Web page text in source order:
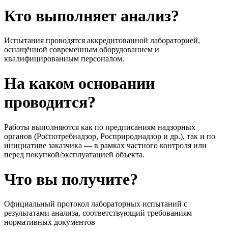
Кто выполняет анализ?
Испытания проводятся аккредитованной лабораторией,
оснащённой современным оборудованием и
квалифицированным персоналом.
На каком основании
проводится?
Работы выполняются как по предписаниям надзорных
органов (Роспотребнадзор, Росприроднадзор и др.), так и по
инициативе заказчика — в рамках частного контроля или
перед покупкой/эксплуатацией объекта.
Что вы получите?
Официальный протокол лабораторных испытаний с
результатами анализа, соответствующий требованиям
нормативных документов